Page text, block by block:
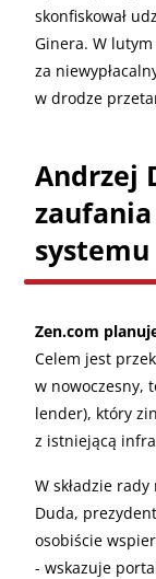
skonfiskował
Ginera. W
za
w drodze
Andrzej
Zen.com
Celem jest
w nowoczesny,
lender), który
z istniejącą
W składzie
Duda,
osobiście
- wskazuje